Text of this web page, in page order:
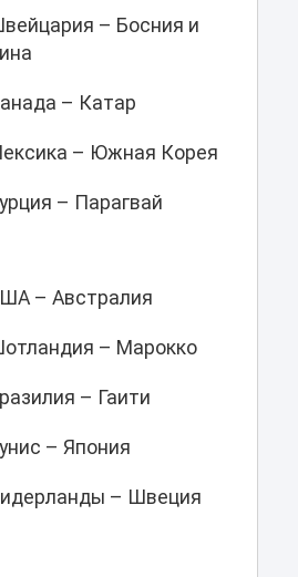
– Босния и
– Катар
– Южная Корея
– Парагвай
– Австралия
– Марокко
– Гаити
– Япония
– Швеция